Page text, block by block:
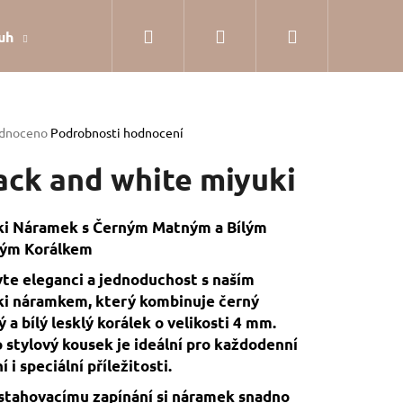
Dárkové balení Hodnocení obchodu
Přihlášení
Podrobnosti hodnocení
and white miyuki
Náramek s Černým Matným a Bílým
Korálkem
eleganci a jednoduchost s naším
náramkem, který kombinuje černý
a bílý lesklý korálek o velikosti 4 mm.
stylový kousek je ideální pro každodenní
i speciální příležitosti.
zapínání si náramek snadno